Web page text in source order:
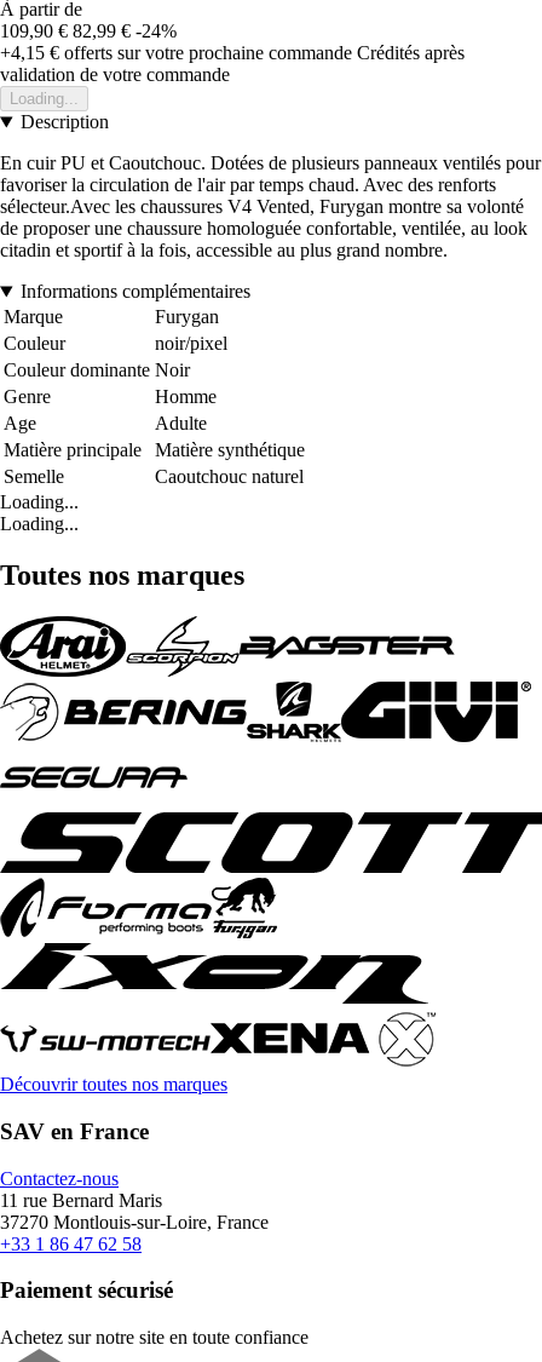
À partir de
109,90 € 82,99 € -24%
+4,15 € offerts sur votre prochaine commande Crédités après
validation de votre commande
Loading...
Description
En cuir PU et Caoutchouc. Dotées de plusieurs panneaux ventilés pour
favoriser la circulation de l'air par temps chaud. Avec des renforts
sélecteur.Avec les chaussures V4 Vented, Furygan montre sa volonté
de proposer une chaussure homologuée confortable, ventilée, au look
citadin et sportif à la fois, accessible au plus grand nombre.
Informations complémentaires
Marque
Furygan
Couleur
noir/pixel
Couleur dominante Noir
Genre
Homme
Age
Adulte
Matière principale
Matière synthétique
Semelle
Caoutchouc naturel
Loading...
Loading...
Toutes nos marques
Découvrir toutes nos marques
SAV en France
Contactez-nous
11 rue Bernard Maris
37270 Montlouis-sur-Loire, France
+33 1 86 47 62 58
Paiement sécurisé
Achetez sur notre site en toute confiance